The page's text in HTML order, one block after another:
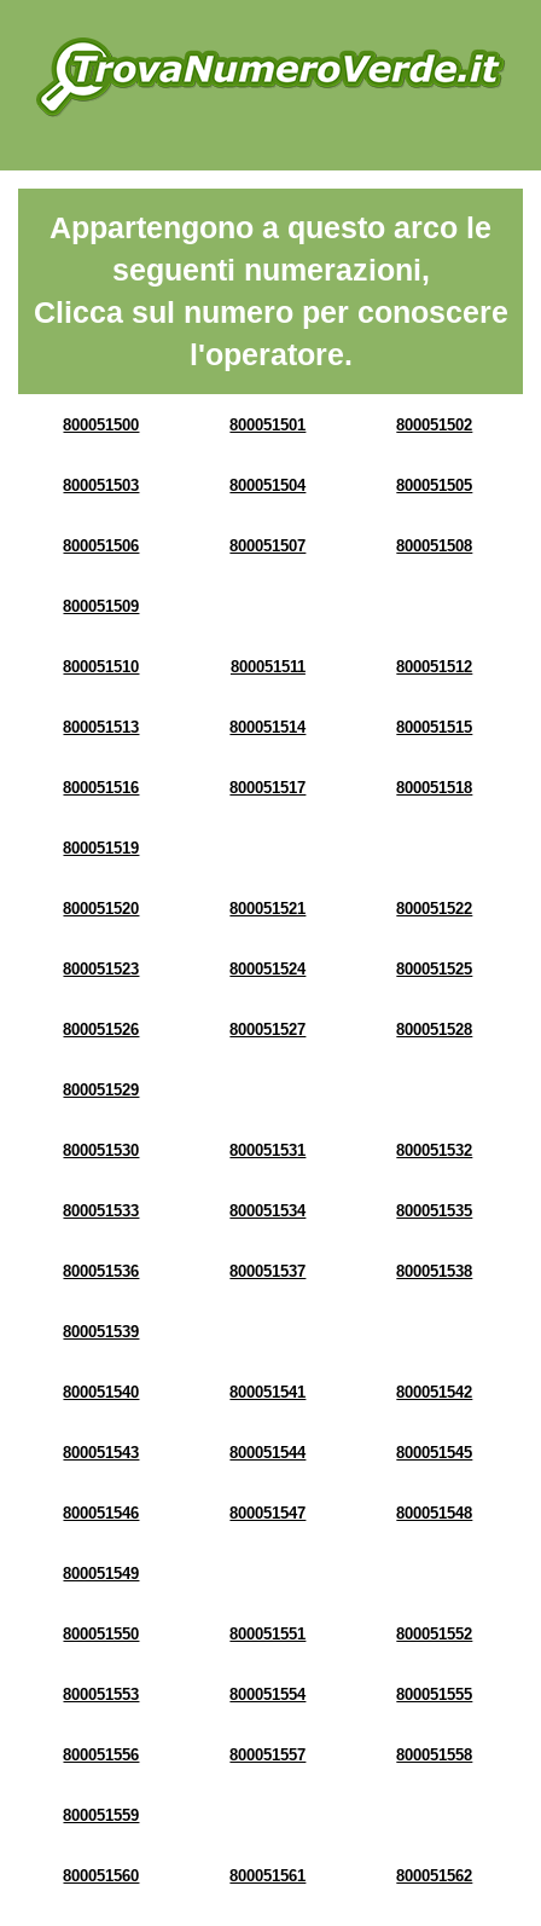
Appartengono a questo arco le
seguenti numerazioni,
Clicca sul numero per conoscere
l'operatore.
800051500 800051501 800051502
800051503 800051504 800051505
800051506 800051507 800051508
800051509
800051510 800051511 800051512
800051513 800051514 800051515
800051516 800051517 800051518
800051519
800051520 800051521 800051522
800051523 800051524 800051525
800051526 800051527 800051528
800051529
800051530 800051531 800051532
800051533 800051534 800051535
800051536 800051537 800051538
800051539
800051540 800051541 800051542
800051543 800051544 800051545
800051546 800051547 800051548
800051549
800051550 800051551 800051552
800051553 800051554 800051555
800051556 800051557 800051558
800051559
800051560 800051561 800051562